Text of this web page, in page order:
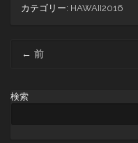
カテゴリー: HAWAII2016
ビ
ゲ
← 前
検索